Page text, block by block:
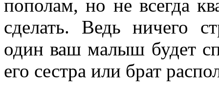
пополам, но не всегда
сделать. Ведь ничего
один ваш малыш будет
его сестра или брат